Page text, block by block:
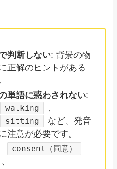
判断しない: 背景の物
正解のヒントがある
単語に惑わされない:
walking 、
sitting
など、発音
注意が必要です。
consent（同意）
、